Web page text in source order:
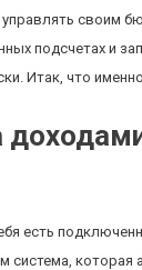
своим
подсчетах и
Итак, что
есть
система, которая